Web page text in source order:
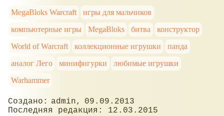
MegaBloks Warcraft
игры для мальчиков
компьютерные игры
MegaBloks битва
конструктор
World of Warcraft
коллекционные игрушки
панда
аналог Лего
минифигурки
любимые игрушки
Warhammer
admin
09.09.2013
12.03.2015